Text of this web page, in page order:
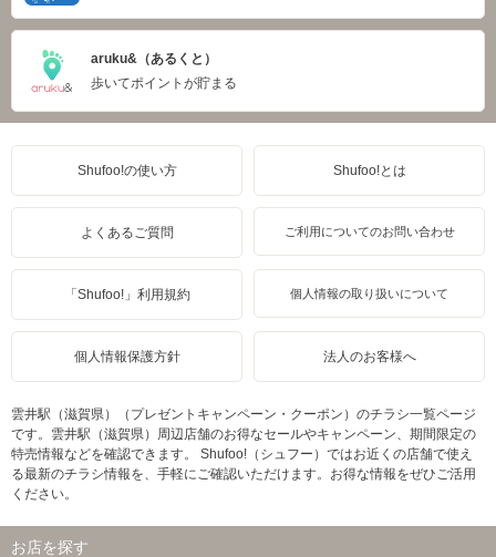
aruku&（あるくと）
歩いてポイントが貯まる
Shufoo!の使い方 Shufoo!とは
よくあるご質問 ご利用についてのお問い合わせ
「Shufoo!」利用規約 個人情報の取り扱いについて
個人情報保護方針 法人のお客様へ
雲井駅（滋賀県）（プレゼントキャンペーン・クーポン）のチラシ一覧ページ
です。雲井駅（滋賀県）周辺店舗のお得なセールやキャンペーン、期間限定の
特売情報などを確認できます。 Shufoo!（シュフー）ではお近くの店舗で使え
る最新のチラシ情報を、手軽にご確認いただけます。お得な情報をぜひご活用
ください。
お店を探す